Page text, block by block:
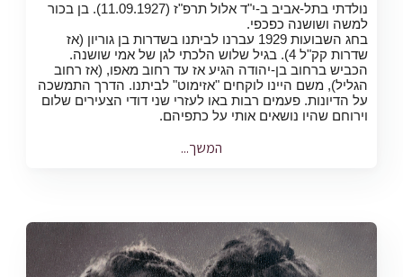
נולדתי בתל-אביב ב-י"ד אלול תרפ"ז (11.09.1927). בן בכור
למשה ושושנה כפכפי.
בחג השבועות 1929 עברנו לביתנו בשדרות בן גוריון (אז
שדרות קק"ל 4). בגיל שלוש הלכתי לגן של אמי שושנה.
הכביש ברחוב בן-יהודה הגיע אז עד רחוב מאפו, (אז רחוב
הגליל), משם היינו לוקחים "אזימוט" לביתנו. הדרך התמשכה
על הדיונות. פעמים רבות באו לעזרי שני דודי הצעירים שלום
וירוחם שהיו נושאים אותי על כתפיהם.
המשך...